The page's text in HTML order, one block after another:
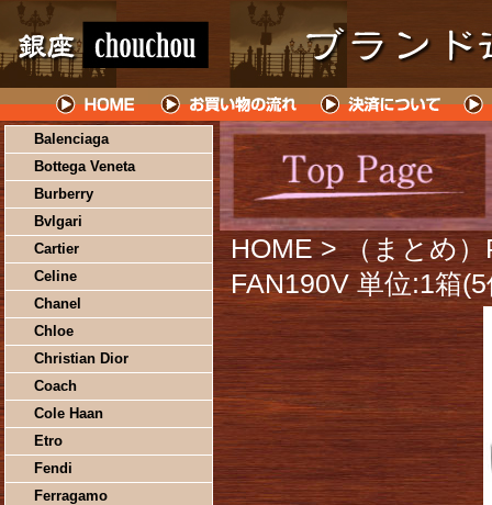
Balenciaga
Bottega Veneta
Burberry
Bvlgari
Cartier
Celine
Chanel
Chloe
Christian Dior
Coach
Cole Haan
Etro
Fendi
Ferragamo
HOME > （まとめ
FAN190V 単位:1箱